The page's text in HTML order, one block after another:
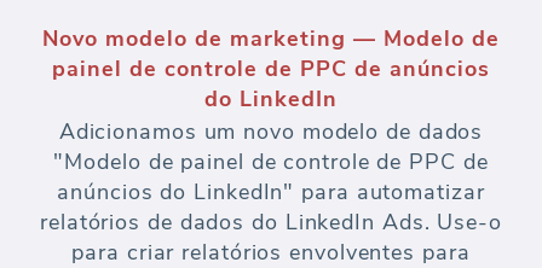
Novo modelo de marketing — Modelo de
painel de controle de PPC de anúncios
do LinkedIn
Adicionamos um novo modelo de dados
"Modelo de painel de controle de PPC de
anúncios do LinkedIn" para automatizar
relatórios de dados do LinkedIn Ads. Use-o
para criar relatórios envolventes para